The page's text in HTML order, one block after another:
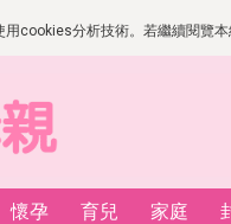
用cookies分析技術。若繼續閱覽
懷孕 育兒 家庭